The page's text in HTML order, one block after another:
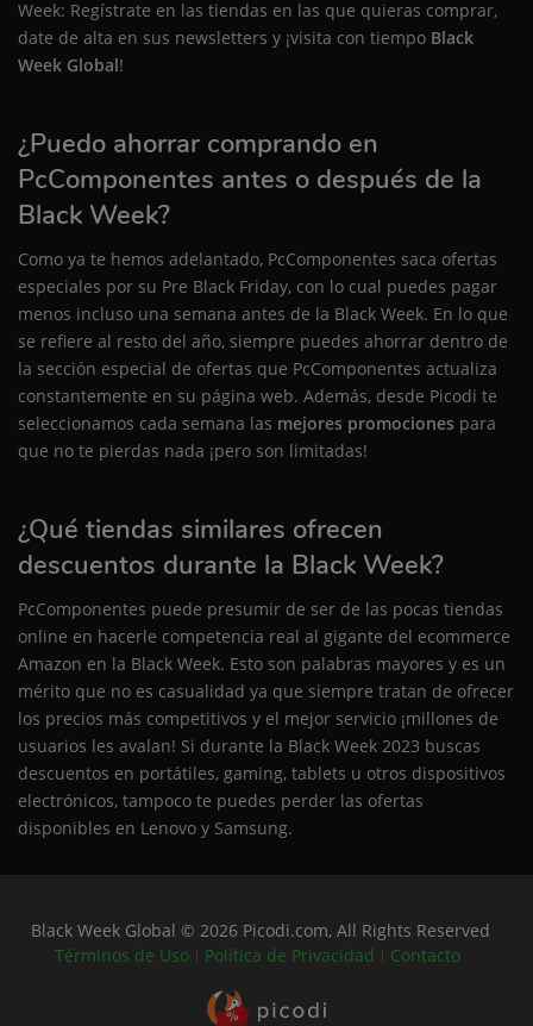
Week: Regístrate en las tiendas en las que quieras comprar,
date de alta en sus newsletters y ¡visita con tiempo Black
Week Global!
¿Puedo ahorrar comprando en
PcComponentes antes o después de la
Black Week?
Como ya te hemos adelantado, PcComponentes saca ofertas
especiales por su Pre Black Friday, con lo cual puedes pagar
menos incluso una semana antes de la Black Week. En lo que
se refiere al resto del año, siempre puedes ahorrar dentro de
la sección especial de ofertas que PcComponentes actualiza
constantemente en su página web. Además, desde Picodi te
seleccionamos cada semana las mejores promociones para
que no te pierdas nada ¡pero son limitadas!
¿Qué tiendas similares ofrecen
descuentos durante la Black Week?
PcComponentes puede presumir de ser de las pocas tiendas
online en hacerle competencia real al gigante del ecommerce
Amazon en la Black Week. Esto son palabras mayores y es un
mérito que no es casualidad ya que siempre tratan de ofrecer
los precios más competitivos y el mejor servicio ¡millones de
usuarios les avalan! Si durante la Black Week 2023 buscas
descuentos en portátiles, gaming, tablets u otros dispositivos
electrónicos, tampoco te puedes perder las ofertas
disponibles en Lenovo y Samsung.
Black Week Global © 2026 Picodi.com, All Rights Reserved
Términos de Uso
Política de Privacidad Contacto